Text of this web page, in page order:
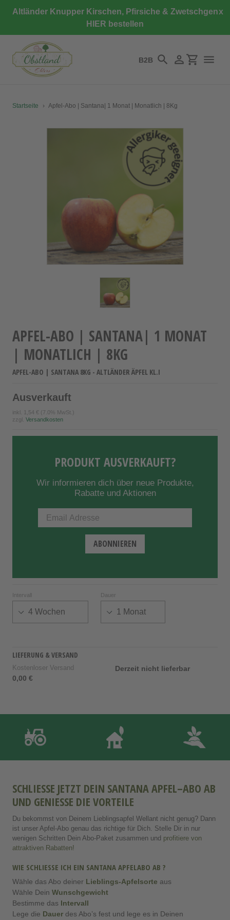
zumAltländer Knupper Kirschen, Pfirsiche & Zwetschgen
HIER bestellen
x
B2B SuchenEinloggen
Startseite › Apfel-Abo | Santana| 1 Monat | Monatlich | 8Kg
APFEL-ABO | SANTANA| 1 MONAT
| MONATLICH | 8KG
APFEL-ABO | SANTANA 8KG - ALTLÄNDER ÄPFEL KL.I
Ausverkauft
inkl. 1,54 € (7.0% MwSt.)
zzgl. Versandkosten
PRODUKT AUSVERKAUFT?
Wir informieren dich über neue Produkte,
Rabatte und Aktionen
Intervall Dauer
LIEFERUNG & VERSAND
Kostenloser Versand
0,00 €
Derzeit nicht lieferbar
SCHLIESSE JETZT DEIN SANTANA APFEL–ABO AB U
ND GENIESSE DIE VORTEILE
Du bekommst von Deinem Lieblingsapfel Wellant nicht genug? Dann
ist unser Apfel-Abo genau das richtige für Dich. Stelle Dir in nur
wenigen Schritten Dein Abo-Paket zusammen und profitiere von
attraktiven Rabatten!
WIE SCHLIESSE ICH EIN SANTANA APFELABO AB ?
Wähle das Abo deiner Lieblings-Apfelsorte aus
Wähle Dein Wunschgewicht
Bestimme das Intervall
Lege die Dauer des Abo’s fest und lege es in Deinen